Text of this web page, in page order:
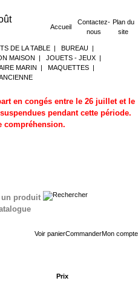
Accueil
Contactez-
nous
Plan du
site
DE LA TABLE| BUREAU|
MAISON | JOUETS - JEUX |
MARIN | MAQUETTES |
en congés entre le 26 juillet et le
pendant cette période.
compréhension.
un produit
Voir panierCommanderMon compte
Prix